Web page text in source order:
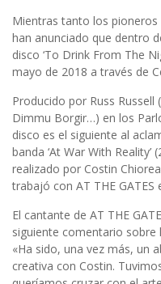
Mientras tanto los
han anunciado que dentro
disco ‘To Drink From The
mayo de 2018 a través de
Producido por Russ
Dimmu Borgir…) en los
disco es el siguiente al
banda ‘At War With
realizado por Costin
trabajó con AT THE GATES
El cantante de AT THE
siguiente comentario sobre
«Ha sido, una vez más, un
creativa con Costin.